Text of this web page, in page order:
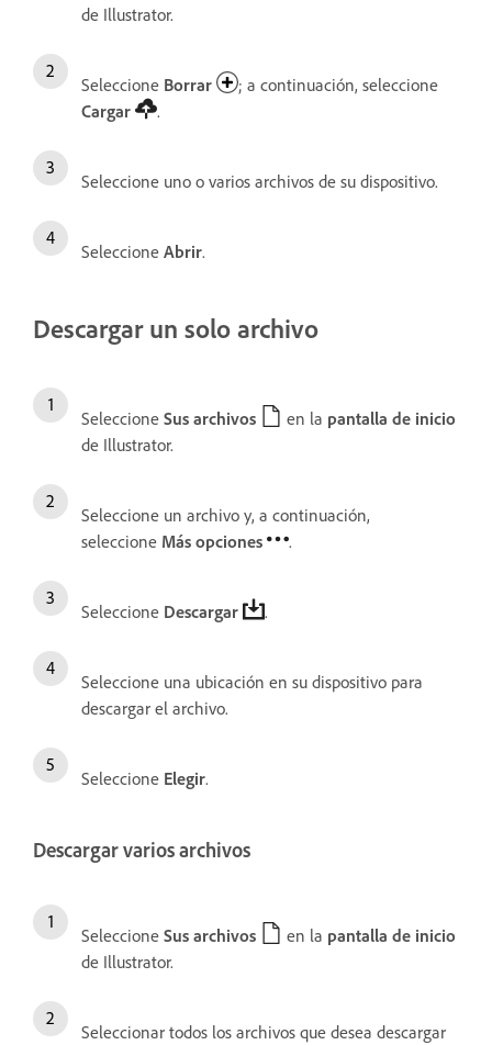
de Illustrator.
Seleccione Borrar
; a continuación, seleccione
Cargar
.
Seleccione uno o varios archivos de su dispositivo.
Seleccione Abrir.
Descargar un solo archivo
Seleccione Sus archivos en la pantalla de inicio
de Illustrator.
Seleccione un archivo y, a continuación,
seleccione Más opciones .
Seleccione Descargar .
Seleccione una ubicación en su dispositivo para
descargar el archivo.
Seleccione Elegir.
Descargar varios archivos
Seleccione Sus archivos en la pantalla de inicio
de Illustrator.
Seleccionar todos los archivos que desea descargar